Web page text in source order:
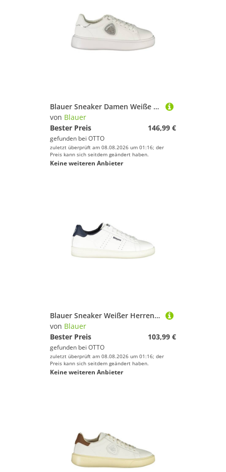
Blauer Sneaker Damen Weiße Sportschuhe: Komfort & Stil mit
von Blauer
Bester Preis
146,99 €
gefunden bei OTTO
zuletzt überprüft am 08.08.2026 um 01:16; der
Preis kann sich seitdem geändert haben.
Keine weiteren Anbieter
Blauer Sneaker Weißer Herren-Sportschuh mit blauen Details und
von Blauer
Bester Preis
103,99 €
gefunden bei OTTO
zuletzt überprüft am 08.08.2026 um 01:16; der
Preis kann sich seitdem geändert haben.
Keine weiteren Anbieter